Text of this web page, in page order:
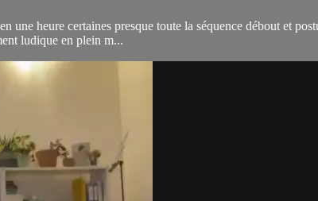
heure certaines presque toute la séquence débout et
ludique en plein m...